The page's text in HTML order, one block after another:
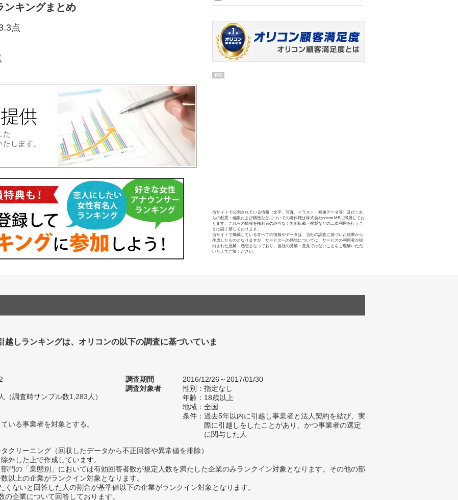
ンキングまとめ
点
PR
当サイトで公開されている情報（文字、写真、イラスト、画像データ等）及びこれ
らの配置・編集および構造などについての著作権は株式会社oricon MEに帰属してお
ります。これらの情報を権利者の許可なく無断転載・複製などの二次利用を行うこ
とは固く禁じております。
当サイトで掲載しているすべての情報やデータは、当社の調査に基づいた結果から
作成したものとなりますが、サービスへの感想については、サービスの利用者が提
出された見解・感想となっており、当社の見解・意見ではないことをご理解いただ
いた上でご覧ください。
越しランキングは、オリコンの以下の調査に基づいていま
（調査時サンプル数1,283人）
いる事業者を対象とする。
調査期間
2016/12/26～2017/01/30
調査対象者
性別：指定なし
年齢：18歳以上
地域：全国
条件：過去5年以内に引越し事業者と法人契約を結び、実
際に引越しをしたことがあり、かつ事業者の選定
に関与した人
クリーニング（回収したデータから不正回答や異常値を排除）
外した上で作成しています。
門の「業態別」においては有効回答者数が規定人数を満たした企業のみランクイン対象となります。その他の部
以上の企業がランクイン対象となります。
ないと回答した人の割合が基準値以下の企業がランクイン対象となります。
企業について回答しております。